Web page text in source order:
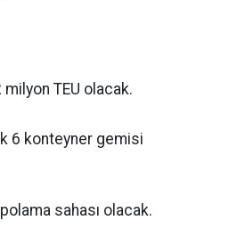
TEU olacak.
6 konteyner gemisi
sahası olacak.